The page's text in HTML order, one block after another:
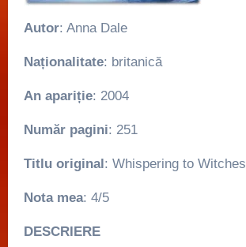
Autor: Anna Dale
Naționalitate: britanică
An apariție: 2004
Număr pagini: 251
Titlu original : Whispering to Witches
Nota mea: 4/5
DESCRIERE